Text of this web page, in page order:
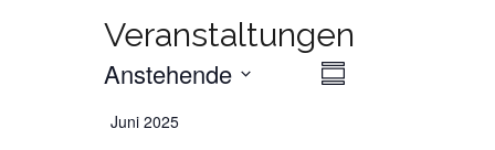
Veranstaltungen
Veranstaltung
Ansichten-
Zusammenfassung
Anstehende
auswählen.
Juni 2025